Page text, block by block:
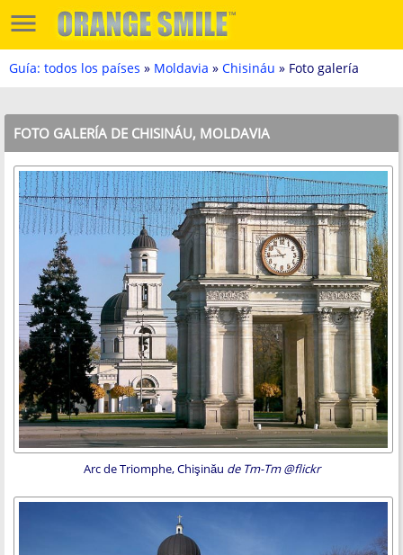
Guía: todos los países » Moldavia » Chisináu » Foto galería
FOTO GALERÍA DE CHISINÁU, MOLDAVIA
Arc de Triomphe, Chişinău de Tm-Tm @flickr